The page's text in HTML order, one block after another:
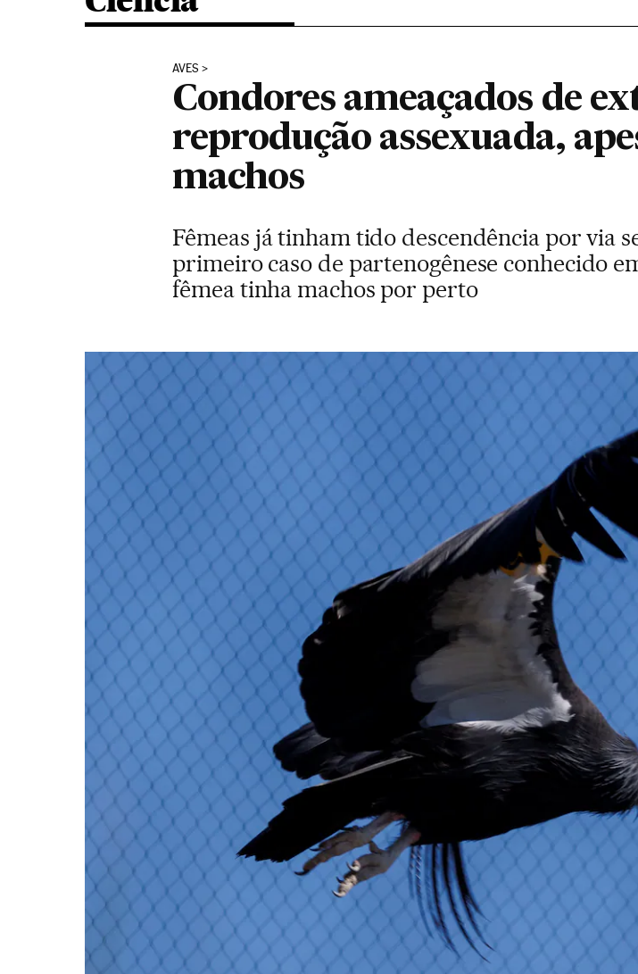
AVES
Condores ameaçados de
reprodução assexuada,
machos
Fêmeas já tinham tido descendência por via
primeiro caso de partenogênese conhecido
fêmea tinha machos por perto